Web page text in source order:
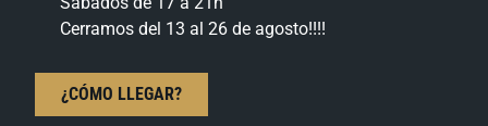
Cerramos del 13 al 26 de agosto!!!!
¿CÓMO LLEGAR?